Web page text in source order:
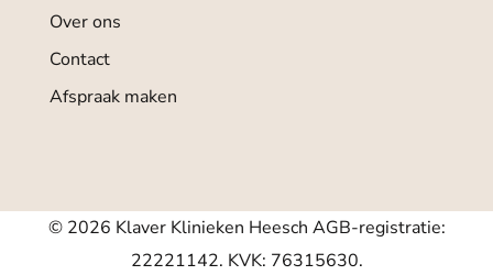
Over ons
Contact
Afspraak maken
© 2026 Klaver Klinieken Heesch AGB-registratie:
22221142. KVK: 76315630.